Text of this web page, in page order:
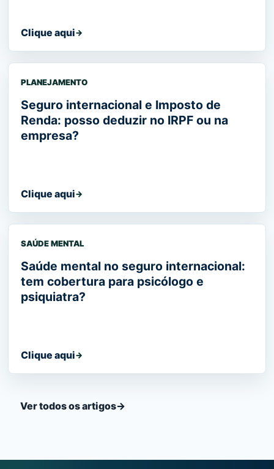
Clique aqui→
PLANEJAMENTO
Seguro internacional e Imposto de
Renda: posso deduzir no IRPF ou na
empresa?
Clique aqui→
SAÚDE MENTAL
Saúde mental no seguro internacional:
tem cobertura para psicólogo e
psiquiatra?
Clique aqui→
Ver todos os artigos→